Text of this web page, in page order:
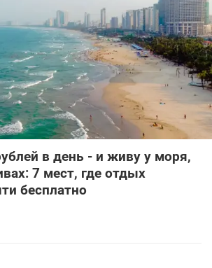
в день - и живу у моря,
7 мест, где отдых
бесплатно